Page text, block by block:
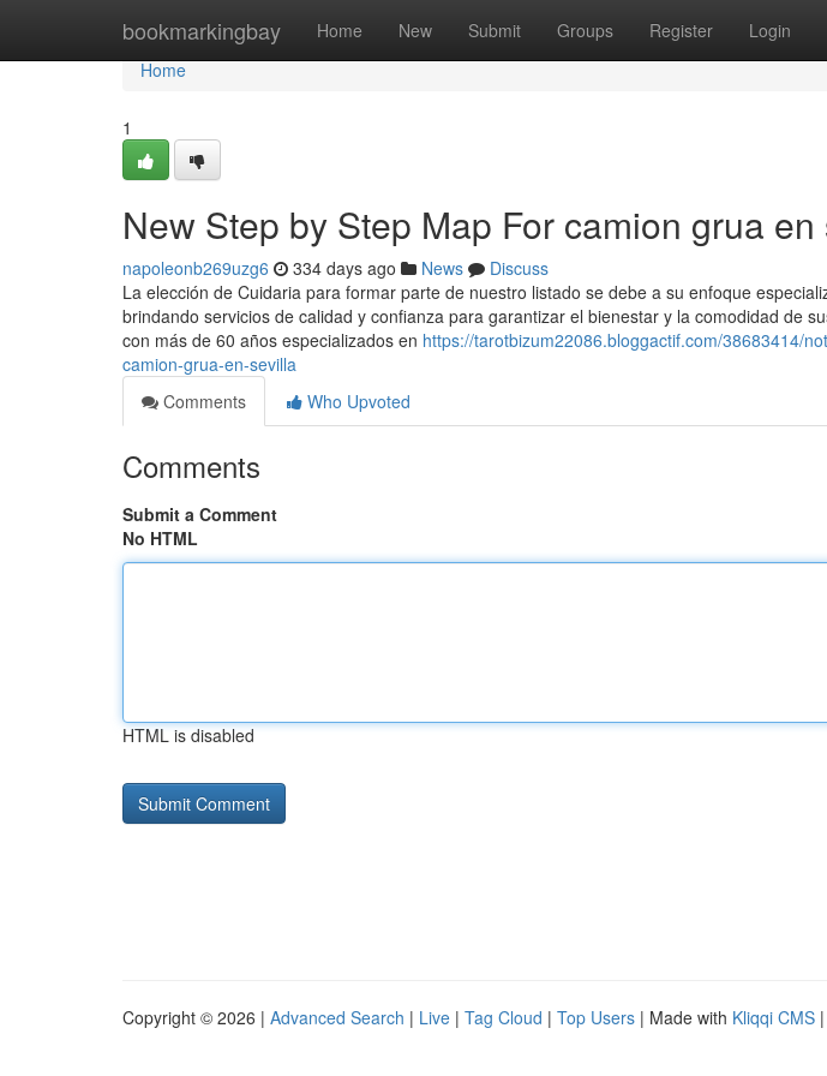
bookmarkingbay Home New Submit Groups Register Login
Home
Home
1
New Step by Step Map For camion grua
napoleonb269uzg6 334 days ago News
Discuss
La elección de Cuidaria para formar parte de nuestro listado se debe a su enfoque
brindando servicios de calidad y confianza para garantizar el bienestar y la comodidad de
con más de 60 años especializados en https://tarotbizum22086.bloggactif.com/38683414/
camion-grua-en-sevilla
Comments
Who Upvoted
Comments
Submit a Comment
No HTML
HTML is disabled
Copyright © 2026 | Advanced Search | Live | Tag Cloud | Top Users | Made with Kliqqi CMS |